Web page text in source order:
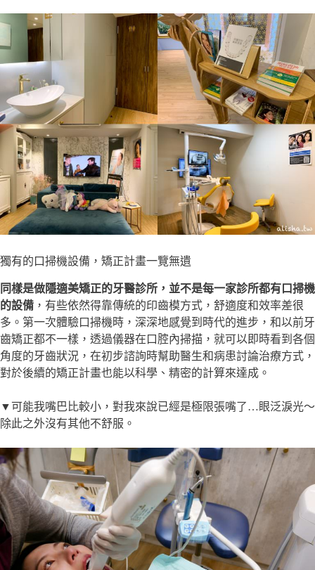
獨有的口掃機設備，矯正計畫一覽無遺
同樣是做隱適美矯正的牙醫診所，並不是每一家診所都有口掃機
的設備 ，有些依然得靠傳統的印齒模方式，舒適度和效率差很
多。第一次體驗口掃機時，深深地感覺到時代的進步，和以前牙
齒矯正都不一樣，透過儀器在口腔內掃描，就可以即時看到各個
角度的牙齒狀況，在初步諮詢時幫助醫生和病患討論治療方式，
對於後續的矯正計畫也能以科學、精密的計算來達成。
▼可能我嘴巴比較小，對我來說已經是極限張嘴了…眼泛淚光～
除此之外沒有其他不舒服。